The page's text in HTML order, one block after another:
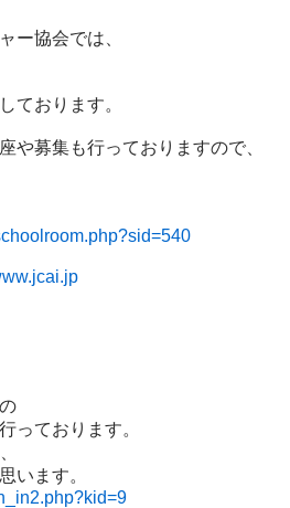
ー協会では、
ております。
や募集も行っておりますので、
っております。